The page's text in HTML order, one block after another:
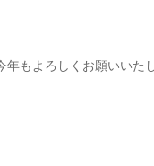
もよろしくお願いいた